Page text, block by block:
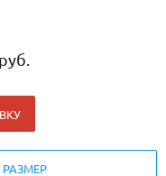
руб.
РАЗМЕР